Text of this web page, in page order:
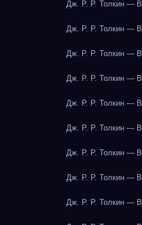
Дж. Р. Р. Толкин —
Дж. Р. Р. Толкин —
Дж. Р. Р. Толкин —
Дж. Р. Р. Толкин —
Дж. Р. Р. Толкин —
Дж. Р. Р. Толкин —
Дж. Р. Р. Толкин —
Дж. Р. Р. Толкин —
Дж. Р. Р. Толкин —